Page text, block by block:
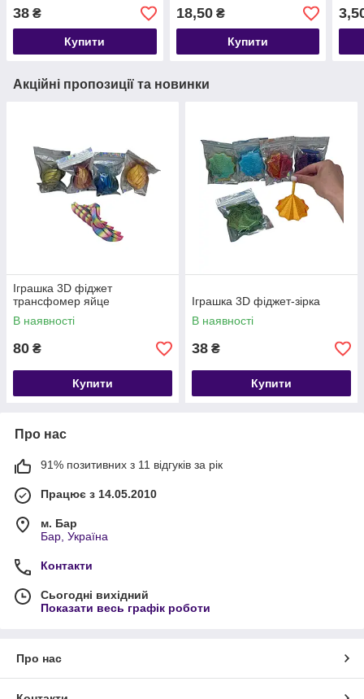
38 ₴
Купити
18,50₴
Купити
Акційні пропозиції та новинки
Іграшка 3D фіджет
трансфомер яйце
В наявності
80 ₴
Купити
Іграшка 3D фіджет-зірка
В наявності
38 ₴
Купити
Про нас
91% позитивних з 11 відгуків за рік
Працює з 14.05.2010
м. Бар
Бар, Україна
Контакти
Сьогодні вихідний
Показати весь графік роботи
Про нас